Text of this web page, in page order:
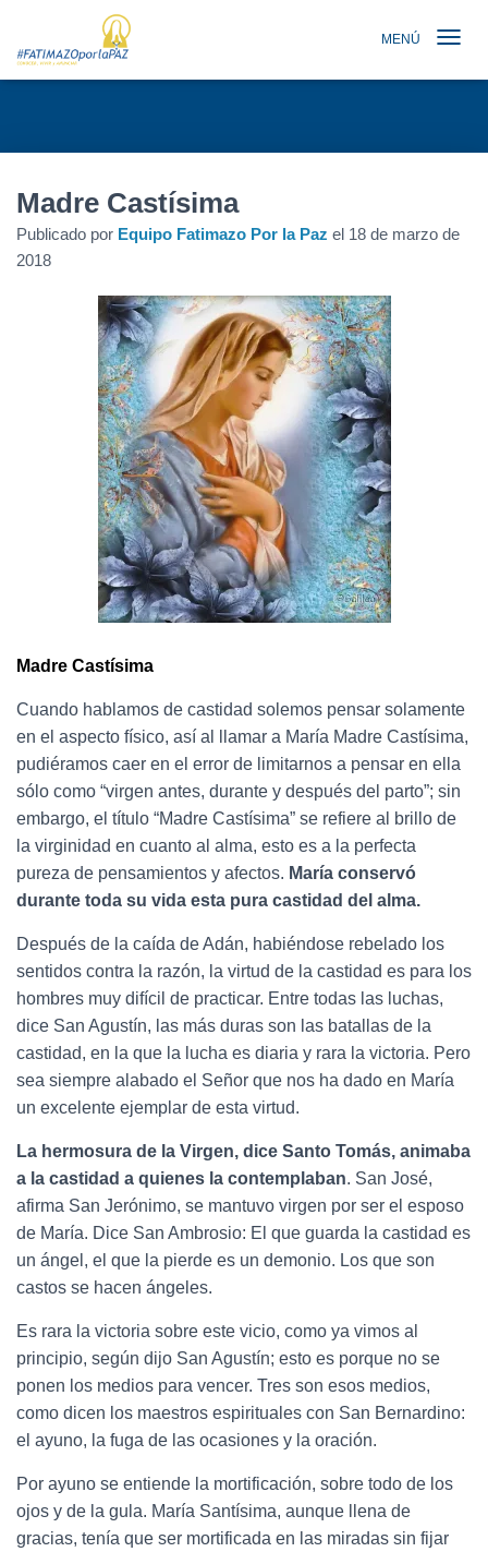
MENÚ
Madre Castísima
Publicado por Equipo Fatimazo Por la Paz el 18 de marzo de
2018
Madre Castísima
Cuando hablamos de castidad solemos pensar solamente
en el aspecto físico, así al llamar a María Madre Castísima,
pudiéramos caer en el error de limitarnos a pensar en ella
sólo como “virgen antes, durante y después del parto”; sin
embargo, el título “Madre Castísima” se refiere al brillo de
la virginidad en cuanto al alma, esto es a la perfecta
pureza de pensamientos y afectos. María conservó
durante toda su vida esta pura castidad del alma.
Después de la caída de Adán, habiéndose rebelado los
sentidos contra la razón, la virtud de la castidad es para los
hombres muy difícil de practicar. Entre todas las luchas,
dice San Agustín, las más duras son las batallas de la
castidad, en la que la lucha es diaria y rara la victoria. Pero
sea siempre alabado el Señor que nos ha dado en María
un excelente ejemplar de esta virtud.
La hermosura de la Virgen, dice Santo Tomás, animaba
a la castidad a quienes la contemplaban. San José,
afirma San Jerónimo, se mantuvo virgen por ser el esposo
de María. Dice San Ambrosio: El que guarda la castidad es
un ángel, el que la pierde es un demonio. Los que son
castos se hacen ángeles.
Es rara la victoria sobre este vicio, como ya vimos al
principio, según dijo San Agustín; esto es porque no se
ponen los medios para vencer. Tres son esos medios,
como dicen los maestros espirituales con San Bernardino:
el ayuno, la fuga de las ocasiones y la oración.
Por ayuno se entiende la mortificación, sobre todo de los
ojos y de la gula. María Santísima, aunque llena de
gracias, tenía que ser mortificada en las miradas sin fijar